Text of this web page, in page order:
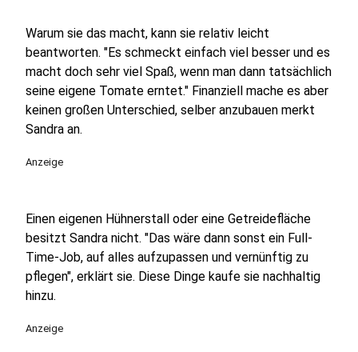
Warum sie das macht, kann sie relativ leicht
beantworten. "Es schmeckt einfach viel besser und es
macht doch sehr viel Spaß, wenn man dann tatsächlich
seine eigene Tomate erntet." Finanziell mache es aber
keinen großen Unterschied, selber anzubauen merkt
Sandra an.
Anzeige
Einen eigenen Hühnerstall oder eine Getreidefläche
besitzt Sandra nicht. "Das wäre dann sonst ein Full-
Time-Job, auf alles aufzupassen und vernünftig zu
pflegen", erklärt sie. Diese Dinge kaufe sie nachhaltig
hinzu.
Anzeige